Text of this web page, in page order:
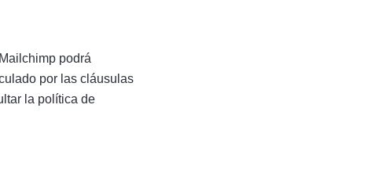
podrá
por las cláusulas
la política de